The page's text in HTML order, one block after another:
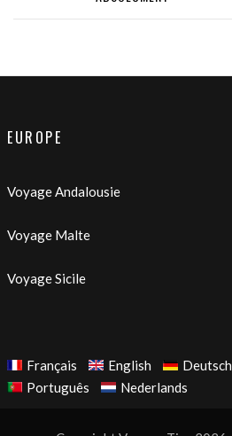
EUROPE
Voyage Andalousie
Voyage Malte
Voyage Sicile
Français English Deutsch
Português
Nederlands